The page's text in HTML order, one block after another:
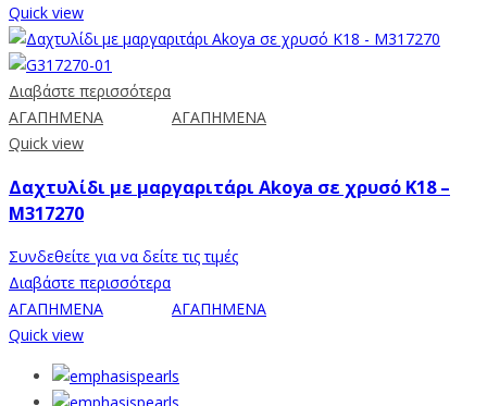
Quick view
Διαβάστε περισσότερα
ΑΓΑΠΗΜΕΝΑ
ΑΓΑΠΗΜΕΝΑ
Quick view
Δαχτυλίδι με μαργαριτάρι Akoya σε χρυσό Κ18 –
M317270
Συνδεθείτε για να δείτε τις τιμές
Διαβάστε περισσότερα
ΑΓΑΠΗΜΕΝΑ
ΑΓΑΠΗΜΕΝΑ
Quick view